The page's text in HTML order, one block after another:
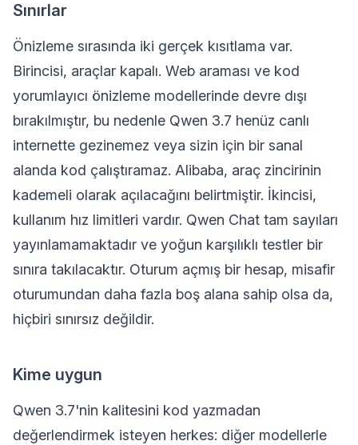
Sınırlar
Önizleme sırasında iki gerçek kısıtlama var.
Birincisi, araçlar kapalı. Web araması ve kod
yorumlayıcı önizleme modellerinde devre dışı
bırakılmıştır, bu nedenle Qwen 3.7 henüz canlı
internette gezinemez veya sizin için bir sanal
alanda kod çalıştıramaz. Alibaba, araç zincirinin
kademeli olarak açılacağını belirtmiştir. İkincisi,
kullanım hız limitleri vardır. Qwen Chat tam sayıları
yayınlamamaktadır ve yoğun karşılıklı testler bir
sınıra takılacaktır. Oturum açmış bir hesap, misafir
oturumundan daha fazla boş alana sahip olsa da,
hiçbiri sınırsız değildir.
Kime uygun
Qwen 3.7'nin kalitesini kod yazmadan
değerlendirmek isteyen herkes: diğer modellerle